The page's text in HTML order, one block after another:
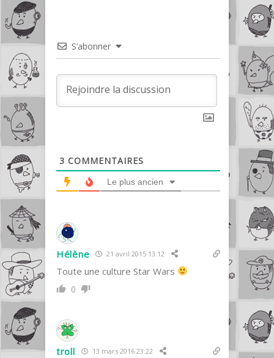
S’abonner
3 COMMENTAIRES
Le plus ancien
Hélène 21 avril 2015 13:12
Toute une culture Star Wars
0
troll 13 mars 2016 23:22